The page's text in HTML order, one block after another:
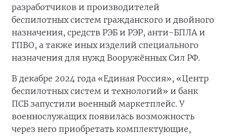
разработчиков и производителей
беспилотных систем гражданского и двойного
назначения, средств РЭБ и РЭР, анти-БПЛА и
ГПВО, а также иных изделий специального
назначения для нужд Вооружённых Сил РФ.
В декабре 2024 года «Единая Россия», «Центр
беспилотных систем и технологий» и банк
ПСБ запустили военный маркетплейс. У
военнослужащих появилась возможность
через него приобретать комплектующие,